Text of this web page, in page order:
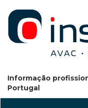
Informação
Portugal